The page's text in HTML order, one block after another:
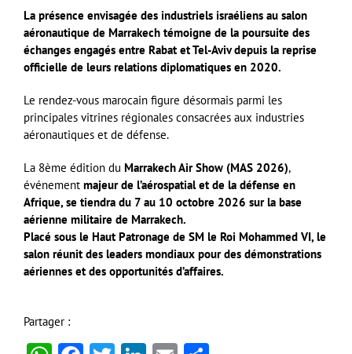
La présence envisagée des industriels israéliens au salon
aéronautique de Marrakech témoigne de la poursuite des
échanges engagés entre Rabat et Tel-Aviv depuis la reprise
officielle de leurs relations diplomatiques en 2020.
Le rendez-vous marocain figure désormais parmi les
principales vitrines régionales consacrées aux industries
aéronautiques et de défense.
La 8ème édition du Marrakech Air Show (MAS 2026),
événement majeur de l’aérospatial et de la défense en
Afrique, se tiendra du 7 au 10 octobre 2026 sur la base
aérienne militaire de Marrakech.
Placé sous le Haut Patronage de SM le Roi Mohammed VI, le
salon réunit des leaders mondiaux pour des démonstrations
aériennes et des opportunités d’affaires.
Partager :